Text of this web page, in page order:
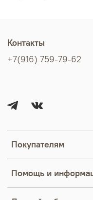
Покупателям
Помощь и
Контакты
+7(916) 759-79-62